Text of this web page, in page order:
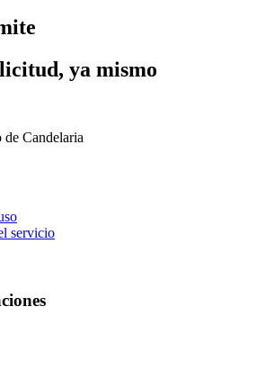
ya mismo
servicio